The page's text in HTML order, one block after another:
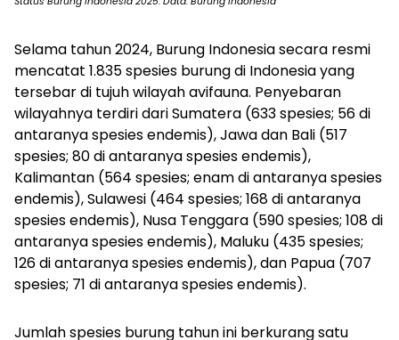
Selama tahun 2024, Burung Indonesia secara resmi
mencatat 1.835 spesies burung di Indonesia yang
tersebar di tujuh wilayah avifauna. Penyebaran
wilayahnya terdiri dari Sumatera (633 spesies; 56 di
antaranya spesies endemis), Jawa dan Bali (517
spesies; 80 di antaranya spesies endemis),
Kalimantan (564 spesies; enam di antaranya spesies
endemis), Sulawesi (464 spesies; 168 di antaranya
spesies endemis), Nusa Tenggara (590 spesies; 108 di
antaranya spesies endemis), Maluku (435 spesies;
126 di antaranya spesies endemis), dan Papua (707
spesies; 71 di antaranya spesies endemis).
Jumlah spesies burung tahun ini berkurang satu